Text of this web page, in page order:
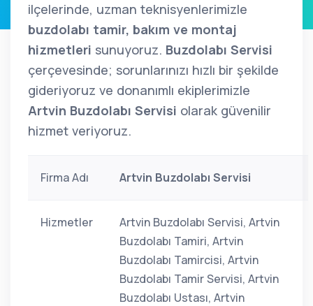
ilçelerinde, uzman teknisyenlerimizle
buzdolabı tamir, bakım ve montaj
hizmetleri sunuyoruz. Buzdolabı Servisi
çerçevesinde; sorunlarınızı hızlı bir şekilde
gideriyoruz ve donanımlı ekiplerimizle
Artvin Buzdolabı Servisi olarak güvenilir
hizmet veriyoruz.
Firma Adı Artvin Buzdolabı Servisi
Hizmetler
Artvin Buzdolabı Servisi, Artvin
Buzdolabı Tamiri, Artvin
Buzdolabı Tamircisi, Artvin
Buzdolabı Tamir Servisi, Artvin
Buzdolabı Ustası, Artvin